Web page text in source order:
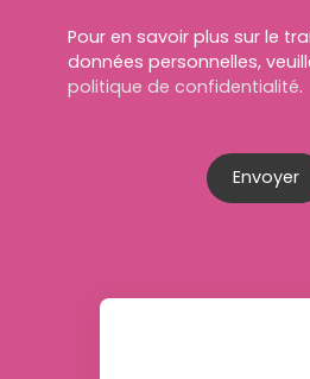
Pour en savoir plus sur le
données personnelles,
politique de confidentialité.
Envoyer